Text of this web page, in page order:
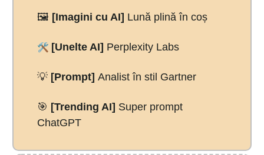
🖼️ [Imagini cu AI] Lună plină în coș
🛠️ [Unelte AI] Perplexity Labs
💡 [Prompt] Analist în stil Gartner
🎯 [Trending AI] Super prompt
ChatGPT